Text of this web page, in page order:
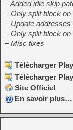
– Added idle skip
– Only split block on
– Update addresses
– Only split block on
– Misc fixes
Télécharger
Télécharger
Site Officiel
En savoir plus…